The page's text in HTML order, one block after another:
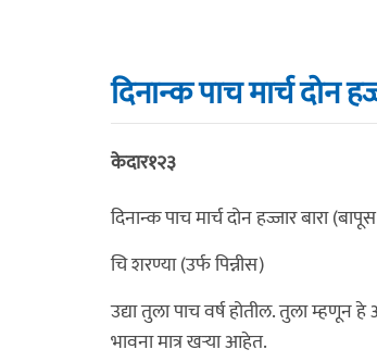
दिनान्क पाच मार्च दोन
केदार१२३
दिनान्क पाच मार्च दोन हज्जार बारा
चि शरण्या (उर्फ पिन्नीस)
उद्या तुला पाच वर्ष होतील. तुला
भावना मात्र खर्‍या आहेत.